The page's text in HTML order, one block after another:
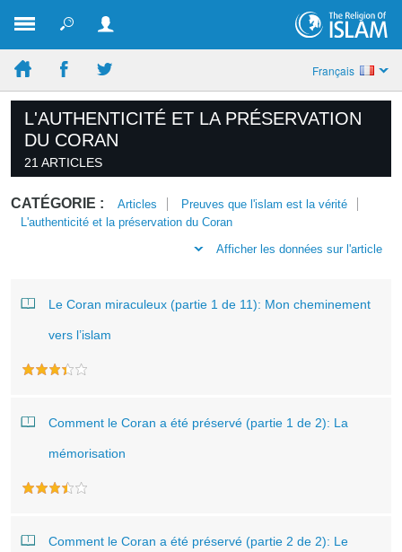
Français
L'AUTHENTICITÉ ET LA PRÉSERVATION
DU CORAN
21 ARTICLES
CATÉGORIE : Articles
Preuves que l'islam est la vérité
L'authenticité et la préservation du Coran
Afficher les données sur l'article
Le Coran miraculeux (partie 1 de 11): Mon cheminement
vers l’islam
Comment le Coran a été préservé (partie 1 de 2): La
mémorisation
Comment le Coran a été préservé (partie 2 de 2): Le